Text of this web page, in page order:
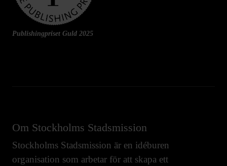
Publishingpriset Guld 2025
Om Stockholms Stadsmission
Stockholms Stadsmission är en idéburen
organisation som arbetar för att skapa ett